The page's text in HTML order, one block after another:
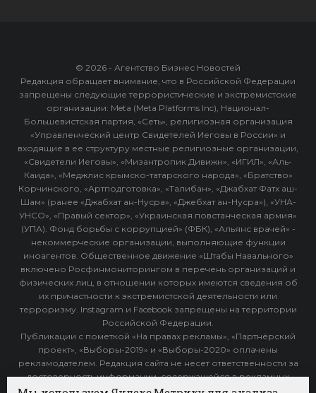
© 2026 - Агентство Бизнес Новостей
Редакция обращает внимание, что в Российской Федерации
запрещены следующие террористические и экстремистские
организации: Meta (Meta Platforms Inc), Национал-
Большевистская партия, «Сеть», религиозная организация
«Управленческий центр Свидетелей Иеговы в России» и
входящие в ее структуру местные религиозные организации,
«Свидетели Иеговы», «Мизантропик Дивижн», «ИГИЛ», «Аль-
Каида», «Меджлис крымско-татарского народа», «Братство»
Корчинского, «Артподготовка», «Талибан», «Джабхат Фатх аш-
Шам» (ранее «Джабхат ан-Нусра», «Джебхат ан-Нусра»), «УНА-
УНСО», «Правый сектор», «Украинская повстанческая армия»
(УПА). Фонд борьбы с коррупцией» (ФБК), «Альянс врачей» -
некоммерческие организации, выполняющие функции
иноагентов. Общественное движение «Штабы Навального»
включено Росфинмониторингом в перечень организаций и
физических лиц, в отношении которых имеются сведения об
их причастности к экстремистской деятельности или
терроризму. Instagram и Facebook запрещены на территории
Российской Федерации.
Публикации с пометкой «На правах рекламы», «Партнёрский
проект», «Выборы-2019» и «Выборы-2020» оплачены
рекламодателем. Редакция сайта не несет ответственности за
достоверность информации, содержащейся в рекламных
объявлениях.